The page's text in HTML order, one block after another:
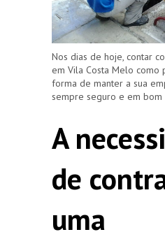
Nos dias de hoje, contar
em Vila Costa Melo como
forma de manter a sua
sempre seguro e em bom
A
de
uma